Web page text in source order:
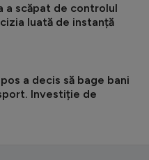
a scăpat de controlul
luată de instanță
a decis să bage bani
Investiție de